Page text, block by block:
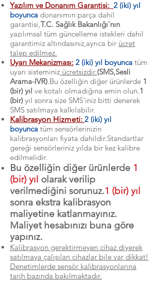
Yazılım ve Donanım Garantisi: 2 (iki) yıl
boyunca donanımın parça dahil
garantisi,T.C. Sağlık Bakanlığı'nın
yazılımsal tüm güncelleme istekleri dahil
garantimiz altındasınız,ayrıca bir ücret
talep edilmez.
Uyarı Mekanizması: 2 (iki) yıl boyunca tüm
uyarı sisteminiz ücretsizdir.(SMS,Sesli
Arama-IVR).Bu özelliğin diğer ürünlerde 1
(bir) yıl ve kotalı olmadığına emin olun.1
(bir) yıl sonra size SMS'iniz bitti denerek
SMS satılmaya kalkılabilir.
Kalibrasyon Hizmeti: 2 (iki) yıl
boyunca tüm sensörlerinizin
kalibrasyonları fiyata dahildir.Standartlar
gereği sensörleriniz yılda bir kez kalibre
edilmelidir.
Bu özelliğin diğer ürünlerde 1
(bir) yıl olarak verilip
verilmediğini sorunuz.1 (bir) yıl
sonra ekstra kalibrasyon
maliyetine katlanmayınız.
Maliyet hesabınızı buna göre
yapınız.
Kalibrasyon gerektirmeyen cihaz diyerek
satılmaya çalışılan cihazlar bile var dikkat!
Denetimlerde sensör kalibrasyonlarına
tarih bazında bakılmaktadır.